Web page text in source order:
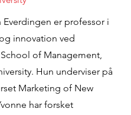
Everdingen er professor i
innovation ved
of Management,
Hun underviser på
Marketing of New
har forsket